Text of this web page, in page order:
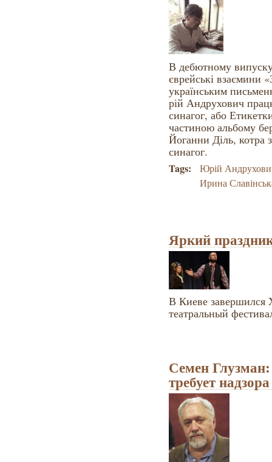
В дебютному
єврейські взаємини
українським
рій Андрухович
синагог, або
частиною альбому
Йоганни Діль, котра
синагог.
Tags:
Юрій
Ирина
Яркий
В Киеве
театральный
Семен
требует надзора